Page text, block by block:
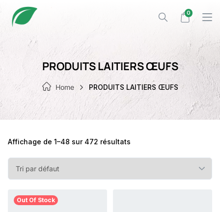
0
PRODUITS LAITIERS ŒUFS
Home PRODUITS LAITIERS ŒUFS
Affichage de 1–48 sur 472 résultats
Out Of Stock